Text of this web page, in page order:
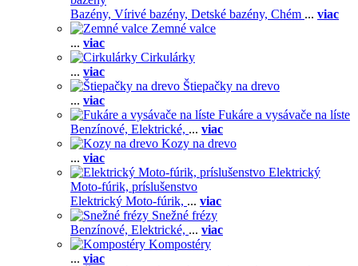
Bazény, Vírivé bazény, Detské bazény, Chém ... viac
Zemné valce
... viac
Cirkulárky
... viac
Štiepačky na drevo
... viac
Fukáre a vysávače na líste
Benzínové, Elektrické, ... viac
Kozy na drevo
... viac
Elektrický
Moto-fúrik, príslušenstvo
Elektrický Moto-fúrik, ... viac
Snežné frézy
Benzínové, Elektrické, ... viac
Kompostéry
... viac